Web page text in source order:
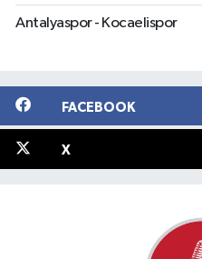
Antalyaspor - Kocaelispor
FACEBOOK
X